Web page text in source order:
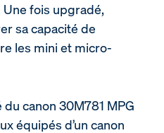
Une fois upgradé,
sa capacité de
les mini et micro-
du canon 30M781 MPG
équipés d’un canon